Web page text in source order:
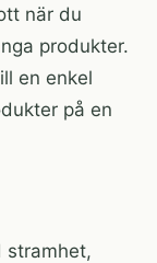
när du
produkter.
en enkel
på en
stramhet,